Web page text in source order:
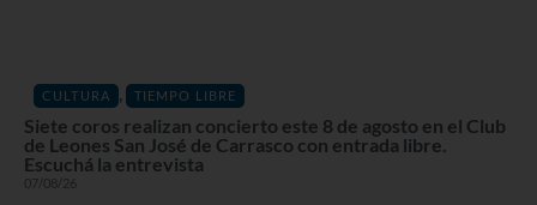
CULTURA , TIEMPO LIBRE
Siete coros realizan concierto este 8 de agosto en el Club
de Leones San José de Carrasco con entrada libre.
Escuchá la entrevista
07/08/26